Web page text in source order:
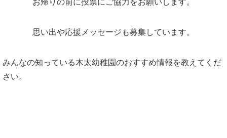
お帰りの前に投票にご協力をお願いします。
思い出や応援メッセージも募集しています。
みんなの知っている木太幼稚園のおすすめ情報を教えてくだ
さい。